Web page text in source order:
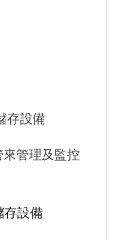
存設備
管理及監控
存設備